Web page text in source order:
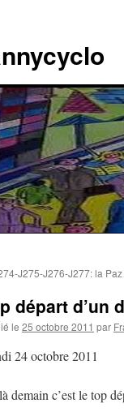
J275-J276-J277: la Paz
départ
le 25 octobre 2011 par
24 octobre 2011
demain c’est le top